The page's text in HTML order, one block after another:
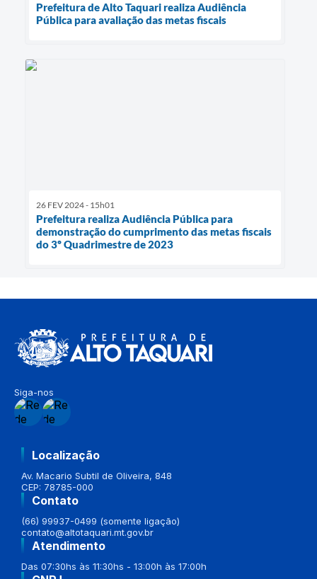
Prefeitura de Alto Taquari realiza Audiência
Pública para avaliação das metas fiscais
26 FEV 2024 - 15h01
Prefeitura realiza Audiência Pública para
demonstração do cumprimento das metas fiscais
do 3º Quadrimestre de 2023
Siga-nos
Localização
Av. Macario Subtil de Oliveira, 848
CEP: 78785-000
Contato
(66) 99937-0499 (somente ligação)
contato@altotaquari.mt.gov.br
Atendimento
Das 07:30hs às 11:30hs - 13:00h às 17:00h